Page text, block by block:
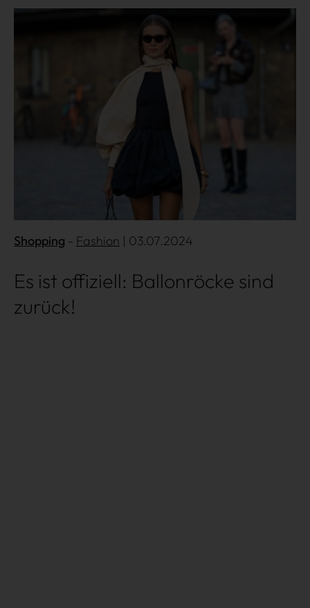
Kooperationen
Datenschutz Impressum
Shopping Fashion | 03.07.2024
Es ist offiziell: Ballonröcke sind
zurück!